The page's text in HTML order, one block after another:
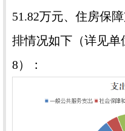
51.82万元、住房保
排情况如下（详见单
8）：